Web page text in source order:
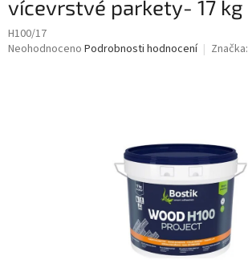
vícevrstvé parkety- 17 kg
H100/17
Průměrné
Neohodnoceno Podrobnosti hodnocení Značka: